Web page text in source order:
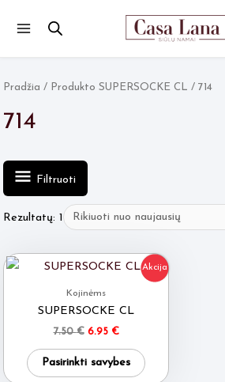
Pradžia / Produkto SUPERSOCKE CL / 714
714
Filtruoti
Rezultatų: 1
Akcija
Kojinėms
SUPERSOCKE CL
7.50€ Original
was:
7.50 €.
6.95 €Current
6.95 €.
Pasirinkti savybes
product